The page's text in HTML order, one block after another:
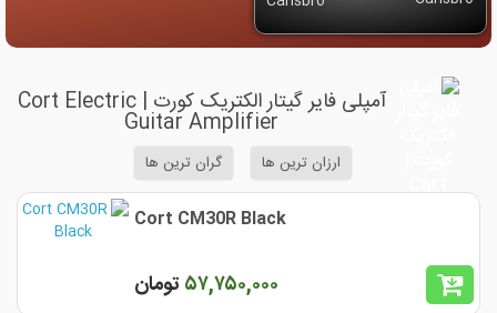
آمپلی فایر گیتار الکتریک کورت | Cort Electric
Guitar Amplifier
ارزان ترین ها گران ترین ها
Cort CM30R Black
۵٧,٧۵٠,٠٠٠ تومان